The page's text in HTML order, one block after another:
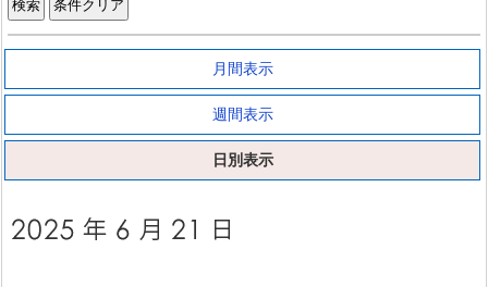
月間表示
週間表示
日別表示